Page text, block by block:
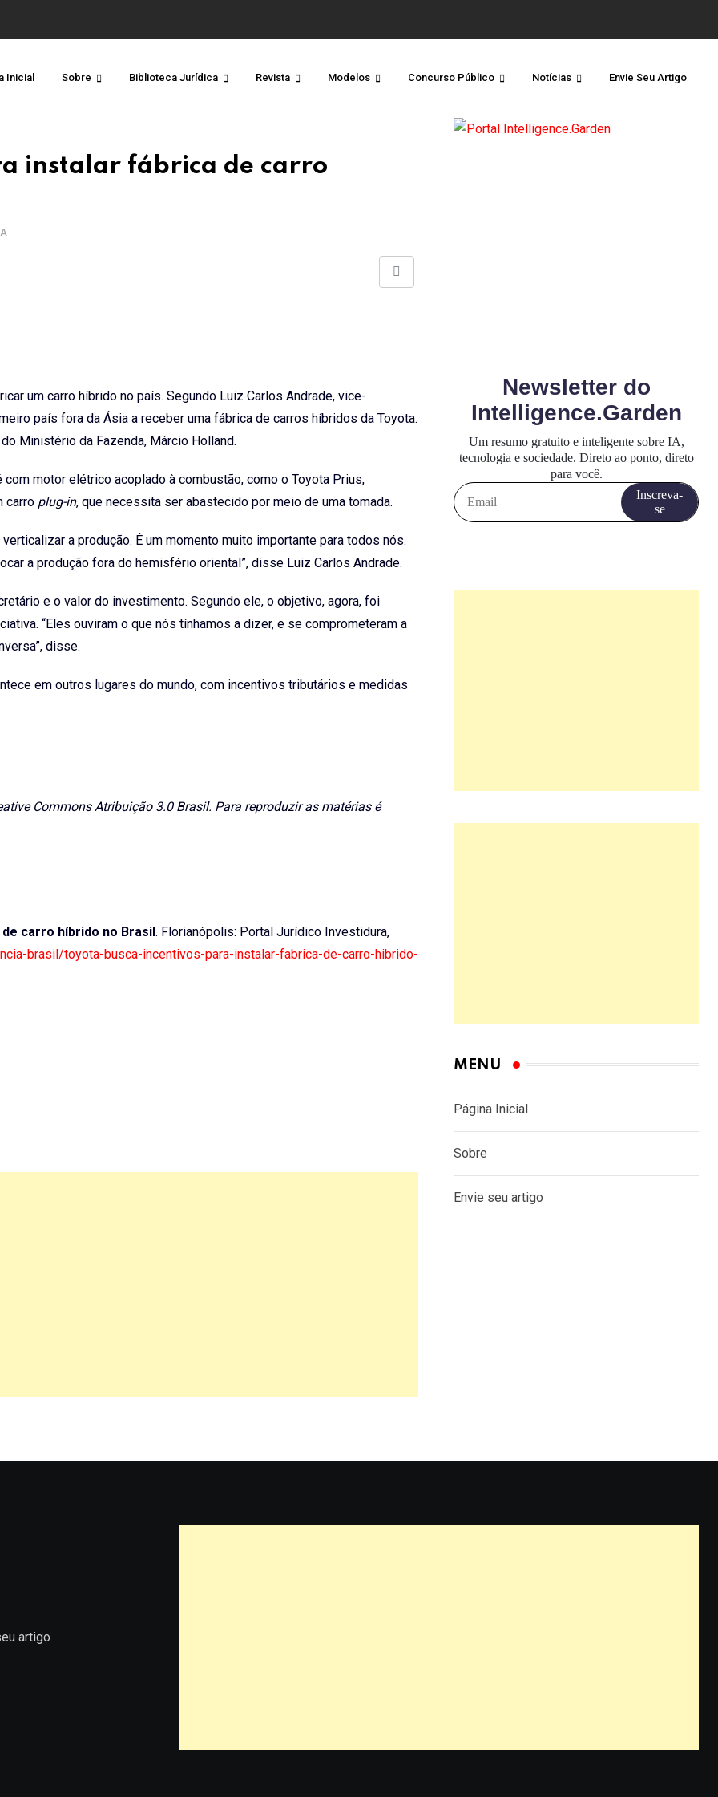
Inicial Sobre Biblioteca Jurídica Revista Modelos Concurso Público Notícias Envie Seu Artigo
instalar fábrica de carro
Share
um carro híbrido no país. Segundo Luiz Carlos Andrade, vice-
país fora da Ásia a receber uma fábrica de carros híbridos da Toyota.
Ministério da Fazenda, Márcio Holland.
motor elétrico acoplado à combustão, como o Toyota Prius,
carro plug-in, que necessita ser abastecido por meio de uma tomada.
a produção. É um momento muito importante para todos nós.
a produção fora do hemisfério oriental”, disse Luiz Carlos Andrade.
e o valor do investimento. Segundo ele, o objetivo, agora, foi
“Eles ouviram o que nós tínhamos a dizer, e se comprometeram a
disse.
em outros lugares do mundo, com incentivos tributários e medidas
Commons Atribuição 3.0 Brasil. Para reproduzir as matérias é
carro híbrido no Brasil. Florianópolis: Portal Jurídico Investidura,
brasil/toyota-busca-incentivos-para-instalar-fabrica-de-carro-hibrido-
artigo